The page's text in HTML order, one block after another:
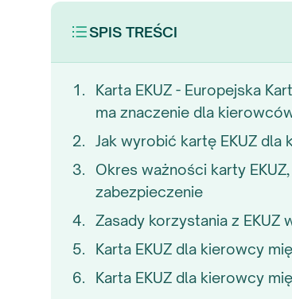
SPIS TREŚCI
Karta EKUZ - Europejska
ma znaczenie dla
Jak wyrobić kartę EKUZ
Okres ważności karty
zabezpieczenie
Zasady korzystania z EKUZ
Karta EKUZ dla kierowcy
Karta EKUZ dla kierowcy